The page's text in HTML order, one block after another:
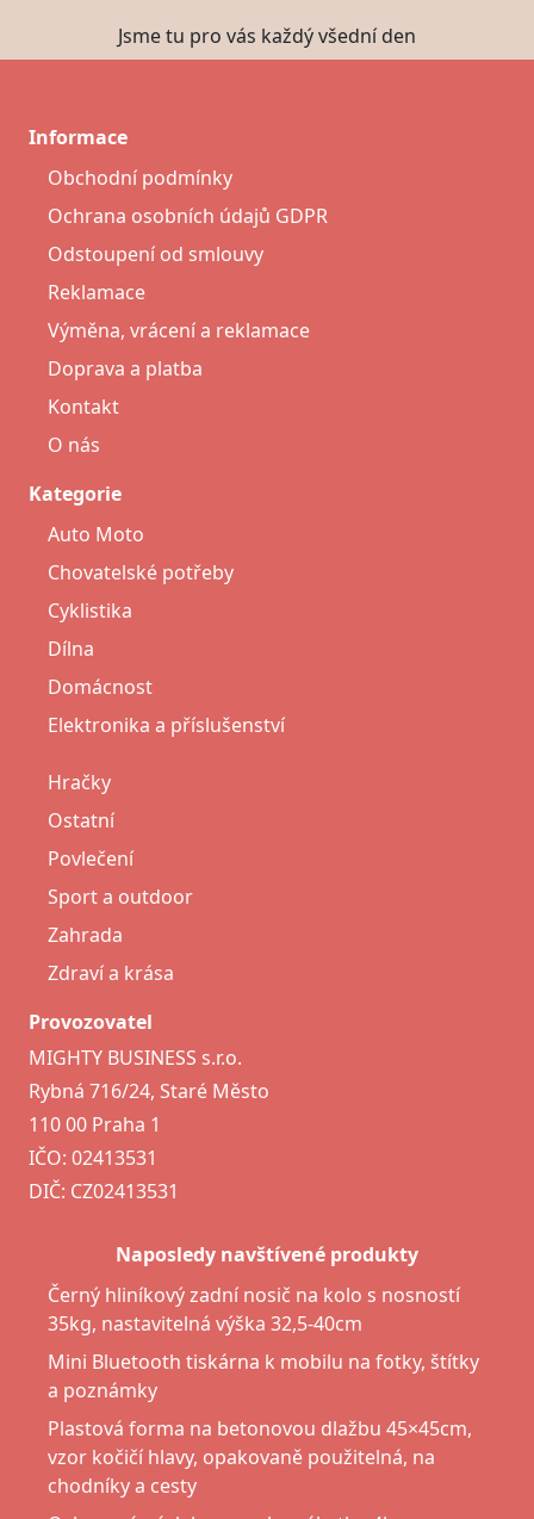
Jsme tu pro vás každý všední den
Informace
Obchodní podmínky
Ochrana osobních údajů GDPR
Odstoupení od smlouvy
Reklamace
Výměna, vrácení a reklamace
Doprava a platba
Kontakt
O nás
Kategorie
Auto Moto
Chovatelské potřeby
Cyklistika
Dílna
Domácnost
Elektronika a příslušenství
Hračky
Ostatní
Povlečení
Sport a outdoor
Zahrada
Zdraví a krása
Provozovatel
MIGHTY BUSINESS s.r.o.
Rybná 716/24, Staré Město
110 00 Praha 1
IČO: 02413531
DIČ: CZ02413531
Naposledy navštívené produkty
Černý hliníkový zadní nosič na kolo s nosností
35kg, nastavitelná výška 32,5-40cm
Mini Bluetooth tiskárna k mobilu na fotky, štítky
a poznámky
Plastová forma na betonovou dlažbu 45×45cm,
vzor kočičí hlavy, opakovaně použitelná, na
chodníky a cesty